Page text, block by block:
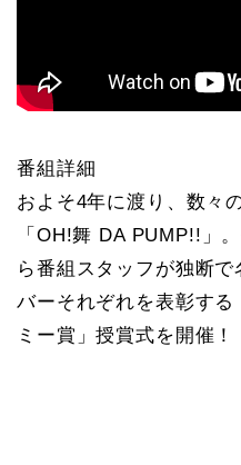
番組詳細
およそ4年に渡り、数々
「OH!舞 DA PUMP!!」
ら番組スタッフが独断
バーそれぞれを表彰す
ミー賞」授賞式を開催！